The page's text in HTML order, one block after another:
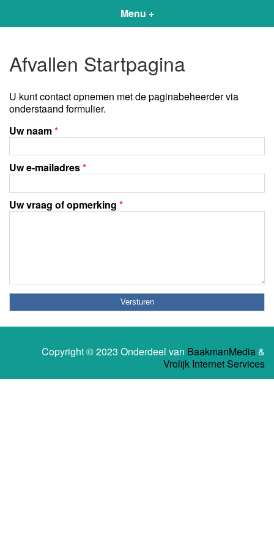
Menu +
Afvallen Startpagina
U kunt contact opnemen met de paginabeheerder via
onderstaand formulier.
Uw naam*
Uw e-mailadres*
Uw vraag of opmerking *
Copyright © 2023 Onderdeel van BaakmanMedia&
Vrolijk Internet Services